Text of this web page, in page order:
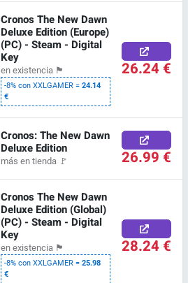
Cronos The New Dawn
Deluxe Edition (Europe)
(PC) - Steam - Digital
Key
en existencia 🏴
-8% con XXLGAMER =24.14
€
26.24 €
Cronos: The New Dawn
Deluxe Edition
más en tienda 🚩 26.99 €
Cronos The New Dawn
Deluxe Edition (Global)
(PC) - Steam - Digital
Key
en existencia 🏴
-8% con XXLGAMER =25.98
€
28.24 €